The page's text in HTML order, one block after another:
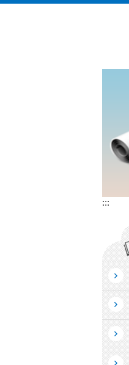
:::